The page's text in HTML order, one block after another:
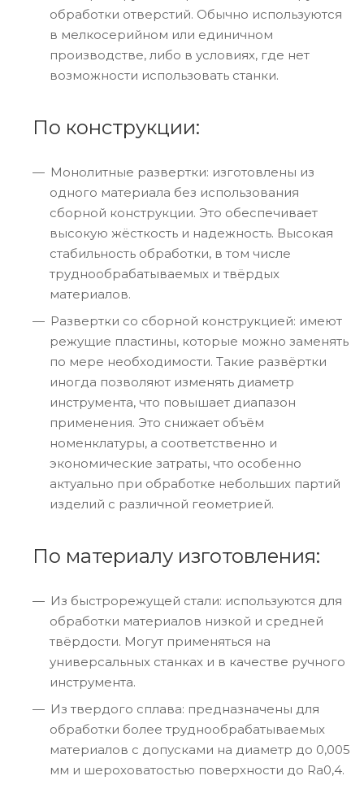
обработки отверстий. Обычно используются
в мелкосерийном или единичном
производстве, либо в условиях, где нет
возможности использовать станки.
По конструкции:
Монолитные развертки: изготовлены из
одного материала без использования
сборной конструкции. Это обеспечивает
высокую жёсткость и надежность. Высокая
стабильность обработки, в том числе
труднообрабатываемых и твёрдых
материалов.
Развертки со сборной конструкцией: имеют
режущие пластины, которые можно заменять
по мере необходимости. Такие развёртки
иногда позволяют изменять диаметр
инструмента, что повышает диапазон
применения. Это снижает объём
номенклатуры, а соответственно и
экономические затраты, что особенно
актуально при обработке небольших партий
изделий с различной геометрией.
По материалу изготовления:
Из быстрорежущей стали: используются для
обработки материалов низкой и средней
твёрдости. Могут применяться на
универсальных станках и в качестве ручного
инструмента.
Из твердого сплава: предназначены для
обработки более труднообрабатываемых
материалов с допусками на диаметр до 0,005
мм и шероховатостью поверхности до Ra0,4.